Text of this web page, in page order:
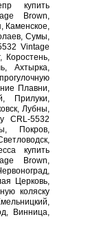
купить
Brown,
Каменское,
Сумы,
Vintage
Коростень,
Ахтырка,
Плавни,
Прилуки,
Лубны,
CRL-5532
Покров,
купить
Brown,
Церковь,
коляску
Винница,